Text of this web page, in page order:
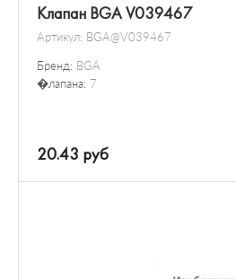
Клапан BGA V039467
Артикул: BGA@V039467
Бренд: BGA
�лапана: 7
20.43 руб